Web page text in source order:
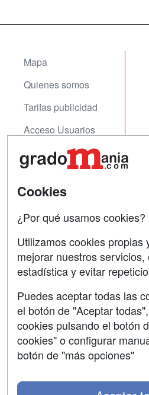
Mapa
Quienes somos
Tarifas publicidad
Acceso Usuarios
Acceso Centros
Contactar
Copyleft
Grupo formazion:
Cookies
¿Por qué usamos cookies?
Utilizamos cookies propias
mejorar nuestros
estadística y evitar
Puedes aceptar todas las
el botón de "Aceptar
cookies pulsando el botón
cookies" o configurar
botón de "más opciones"